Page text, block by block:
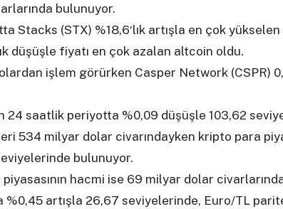
bulunuyor.
Stacks (STX) %18,6′lık artışla en çok
düşüşle fiyatı en çok azalan altcoin oldu.
işlem görürken Casper Network (CSPR)
24 saatlik periyotta %0,09 düşüşle 103,62
534 milyar dolar civarındayken kripto para
bulunuyor.
hacmi ise 69 milyar dolar
artışla 26,67 seviyelerinde, Euro/TL